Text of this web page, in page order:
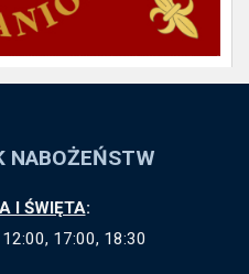
NABOŻEŃSTW
I ŚWIĘTA:
17:00, 18:30